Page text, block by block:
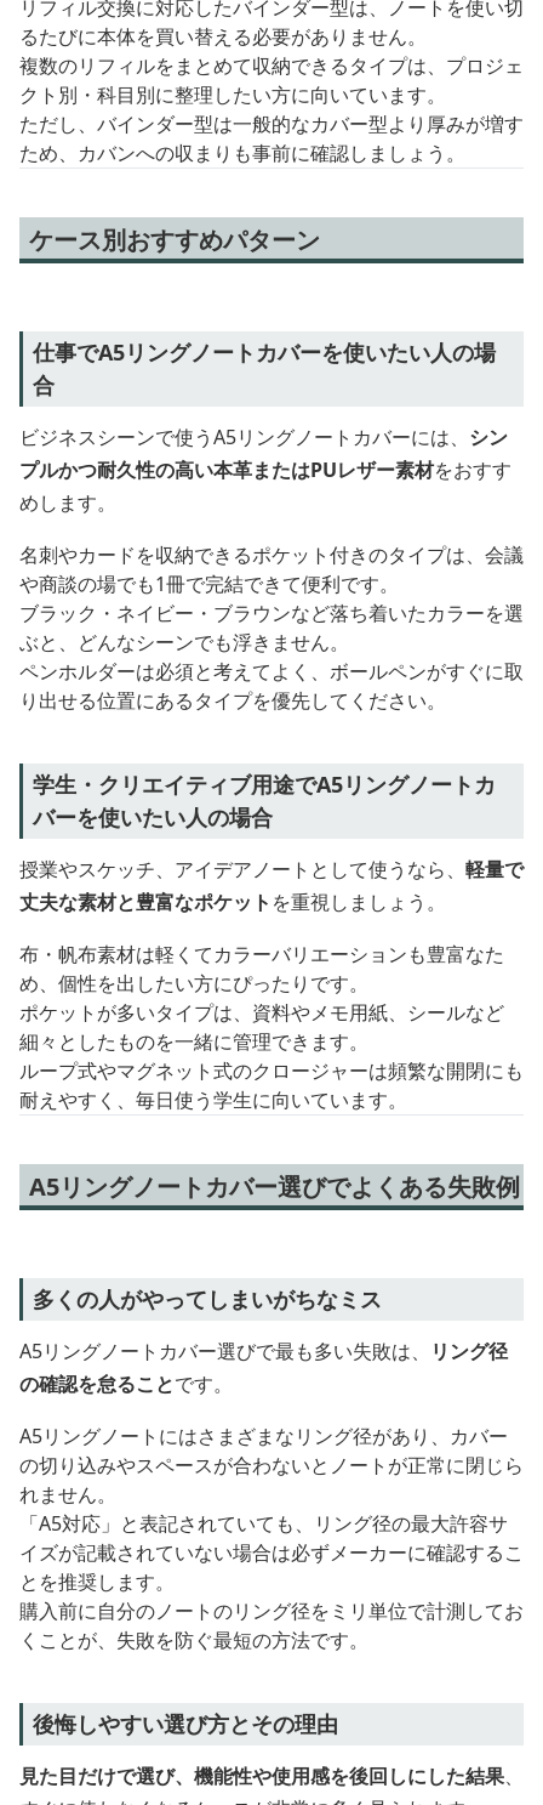
リフィル交換に対応したバインダー型は、ノートを使い切
るたびに本体を買い替える必要がありません。
複数のリフィルをまとめて収納できるタイプは、プロジェ
クト別・科目別に整理したい方に向いています。
ただし、バインダー型は一般的なカバー型より厚みが増す
ため、カバンへの収まりも事前に確認しましょう。
ケース別おすすめパターン
仕事でA5リングノートカバーを使いたい人の場
合
ビジネスシーンで使うA5リングノートカバーには、 シン
プルかつ耐久性の高い本革またはPUレザー素材をおすす
めします。
名刺やカードを収納できるポケット付きのタイプは、会議
や商談の場でも1冊で完結できて便利です。
ブラック・ネイビー・ブラウンなど落ち着いたカラーを選
ぶと、どんなシーンでも浮きません。
ペンホルダーは必須と考えてよく、ボールペンがすぐに取
り出せる位置にあるタイプを優先してください。
学生・クリエイティブ用途でA5リングノートカ
バーを使いたい人の場合
授業やスケッチ、アイデアノートとして使うなら、 軽量で
丈夫な素材と豊富なポケット を重視しましょう。
布・帆布素材は軽くてカラーバリエーションも豊富なた
め、個性を出したい方にぴったりです。
ポケットが多いタイプは、資料やメモ用紙、シールなど
細々としたものを一緒に管理できます。
ループ式やマグネット式のクロージャーは頻繁な開閉にも
耐えやすく、毎日使う学生に向いています。
A5リングノートカバー選びでよくある失敗例
多くの人がやってしまいがちなミス
A5リングノートカバー選びで最も多い失敗は、
リング径
の確認を怠ることです。
A5リングノートにはさまざまなリング径があり、カバー
の切り込みやスペースが合わないとノートが正常に閉じら
れません。
「A5対応」と表記されていても、リング径の最大許容サ
イズが記載されていない場合は必ずメーカーに確認するこ
とを推奨します。
購入前に自分のノートのリング径をミリ単位で計測してお
くことが、失敗を防ぐ最短の方法です。
後悔しやすい選び方とその理由
見た目だけで選び、機能性や使用感を後回しにした結果、